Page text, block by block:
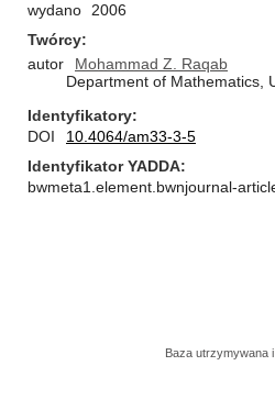
wydano
2006
Twórcy
autor
Mohammad Z. Raqab
Department of Mathematics,
Identyfikatory
DOI
10.4064/am33-3-5
Identyfikator YADDA
bwmeta1.element.bwnjournal-
Baza utrzymywana